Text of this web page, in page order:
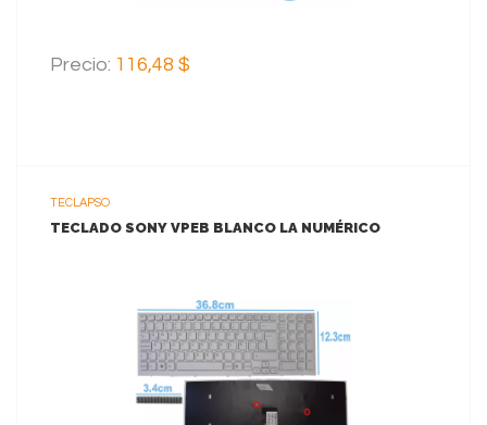
Precio: 116,48 $
TECLAPSO
TECLADO SONY VPEB BLANCO LA NUMÉRICO
VER MAS
AGREGAR AL CARRITO